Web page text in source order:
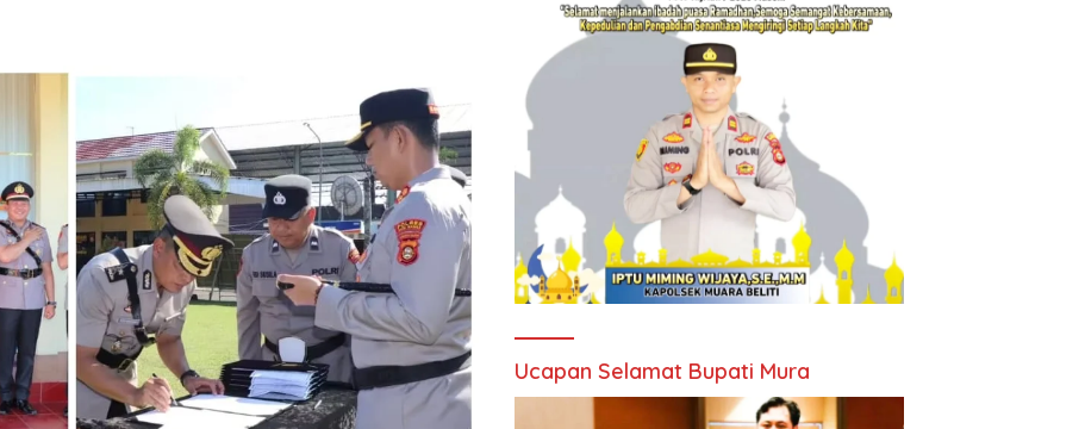
Ucapan Selamat Bupati Mura